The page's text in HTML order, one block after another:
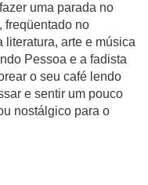
uma parada no
freqüentado no
literatura, arte e música
Pessoa e a fadista
o seu café lendo
e sentir um pouco
nostálgico para o